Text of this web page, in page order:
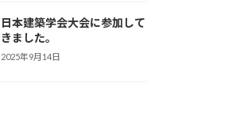
日本建築学会大会に参加して
きました。
2025年9月14日